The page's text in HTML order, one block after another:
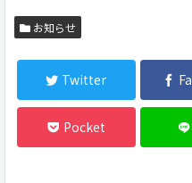
お知らせ
Twitter
Pocket